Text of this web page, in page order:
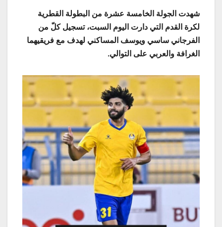
شهدت الجولة الخامسة عشرة من البطولة القطرية
لكرة القدم التي دارت اليوم السبت، تسجيل كلّ من
الفرجاني ساسي ويوسف المساكني لهدف مع فريقيهما
الغرافة والعربي على التوالي.